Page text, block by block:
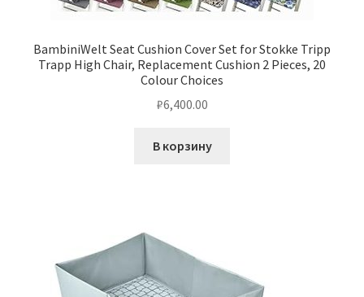
BambiniWelt Seat Cushion Cover Set for Stokke Tripp
Trapp High Chair, Replacement Cushion 2 Pieces, 20
Colour Choices
₽6,400.00
В корзину